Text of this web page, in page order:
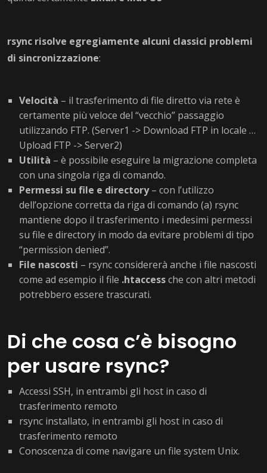
rsync risolve egregiamente alcuni classici problemi
di sincronizzazione:
Velocità – il trasferimento di file diretto via rete è
certamente più veloce del “vecchio” passaggio
utilizzando FTP. (Server1 -> Download FTP in locale …
Upload FTP -> Server2)
Utilità – è possibile eseguire la migrazione completa
con una singola riga di comando.
Permessi su file e directory– con l’utilizzo
dell’opzione corretta da riga di comando (a) rsync
mantiene dopo il trasferimento i medesimi permessi
su file e directory in modo da evitare problemi di tipo
“permission denied”.
File nascosti – rsync considererà anche i file nascosti
come ad esempio il file .htaccessche con altri metodi
potrebbero essere trascurati.
Di che cosa c’è bisogno
per usare rsync?
Accessi SSH, in entrambi gli host in caso di
trasferimento remoto
rsync installato, in entrambi gli host in caso di
trasferimento remoto
Conoscenza di come navigare un file system Unix.